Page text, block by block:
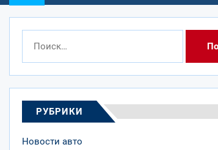
РУБРИКИ
Новости авто